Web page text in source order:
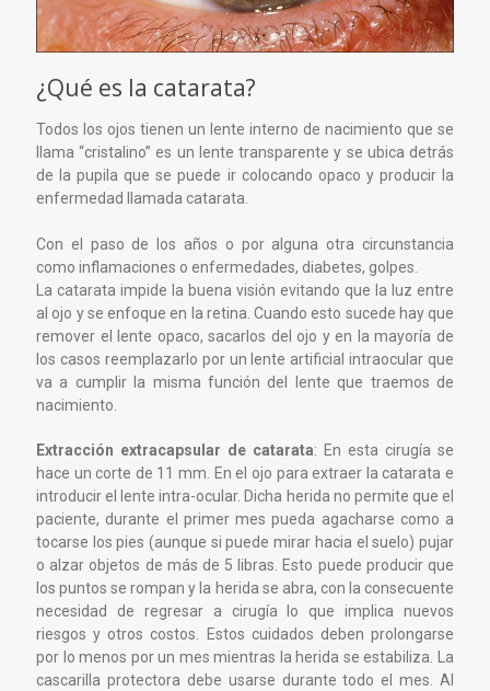
¿Qué es la catarata?
Todos los ojos tienen un lente interno de nacimiento que se
llama “cristalino” es un lente transparente y se ubica detrás
de la pupila que se puede ir colocando opaco y producir la
enfermedad llamada catarata.
Con el paso de los años o por alguna otra circunstancia
como inflamaciones o enfermedades, diabetes, golpes.
La catarata impide la buena visión evitando que la luz entre
al ojo y se enfoque en la retina. Cuando esto sucede hay que
remover el lente opaco, sacarlos del ojo y en la mayoría de
los casos reemplazarlo por un lente artificial intraocular que
va a cumplir la misma función del lente que traemos de
nacimiento.
Extracción extracapsular de catarata: En esta cirugía se
hace un corte de 11 mm. En el ojo para extraer la catarata e
introducir el lente intra-ocular. Dicha herida no permite que el
paciente, durante el primer mes pueda agacharse como a
tocarse los pies (aunque si puede mirar hacia el suelo) pujar
o alzar objetos de más de 5 libras. Esto puede producir que
los puntos se rompan y la herida se abra, con la consecuente
necesidad de regresar a cirugía lo que implica nuevos
riesgos y otros costos. Estos cuidados deben prolongarse
por lo menos por un mes mientras la herida se estabiliza. La
cascarilla protectora debe usarse durante todo el mes. Al